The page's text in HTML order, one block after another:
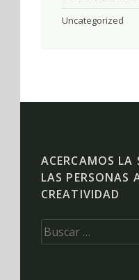
Uncategorized
ACERCAMOS LA
LAS PERSONAS
CREATIVIDAD
Buscar: